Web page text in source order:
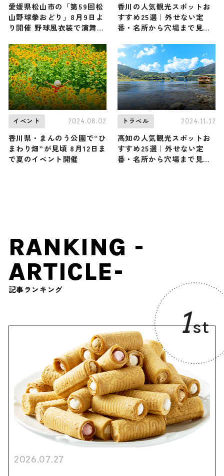
愛媛県松山市の「第59回松
山野球拳おどり」8月9日よ
り開催 野球風衣装で演舞披
香川の人気観光スポットお
すすめ25選｜外せない定
番・名所から穴場まで見ど
イベント 2024.08.02
香川県・まんのう公園で“ひ
まわり畑”が見頃 8月12日ま
で夏のイベント開催
トラベル 2024.11.12
高知の人気観光スポットお
すすめ25選｜外せない定
番・名所から穴場まで見ど
RANKING -
ARTICLE-
記事ランキング
1st
2026.07.27